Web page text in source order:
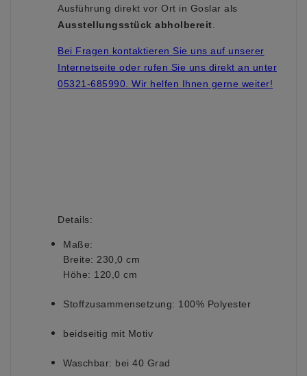
Ausführung direkt vor Ort in Goslar als
Ausstellungsstück abholbereit.
Bei Fragen kontaktieren Sie uns auf unserer
Internetseite oder rufen Sie uns direkt an unter
05321-685990. Wir helfen Ihnen gerne weiter!
Details:
Maße:
Breite: 230,0 cm
Höhe: 120,0 cm
Stoffzusammensetzung: 100% Polyester
beidseitig mit Motiv
Waschbar: bei 40 Grad